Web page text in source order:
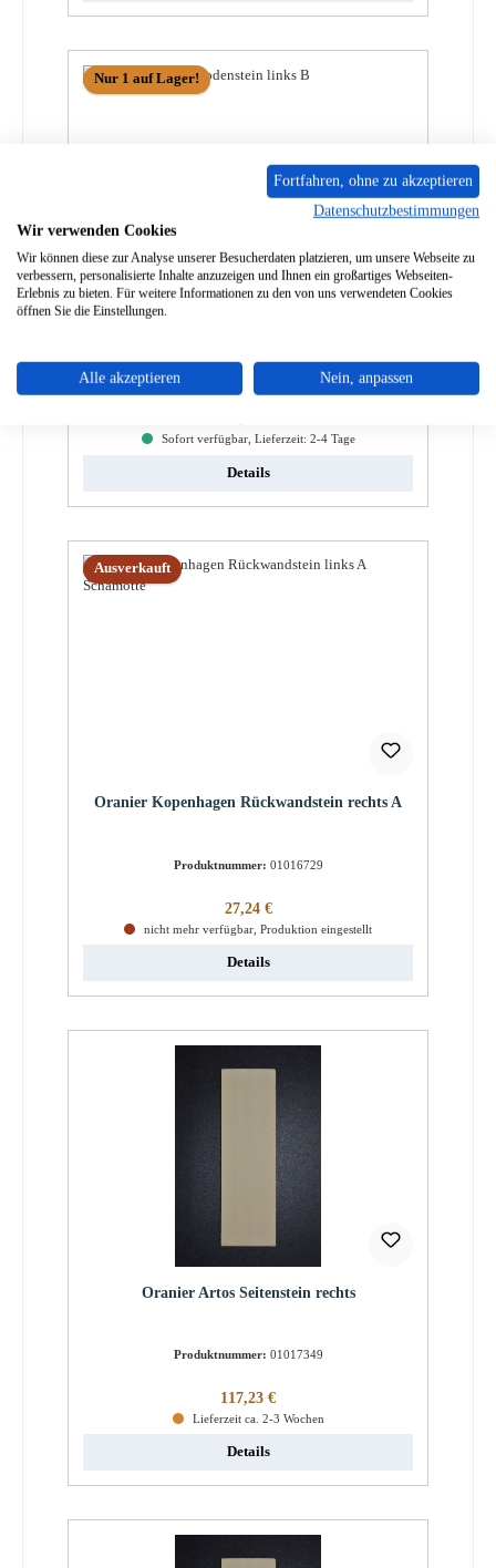
Nur 1 auf Lager!
Oranier Fjord 6 Bodenstein links B
Produktnummer: 01009181
Sofort verfügbar, Lieferzeit: 2-4 Tage
Details
Ausverkauft
Oranier Kopenhagen Rückwandstein rechts A
Produktnummer: 01016729
Regulärer Preis:
27,24 €
nicht mehr verfügbar, Produktion eingestellt
Details
Oranier Artos Seitenstein rechts
Produktnummer: 01017349
Regulärer Preis:
117,23 €
Lieferzeit ca. 2-3 Wochen
Details
Fortfahren, ohne zu akzeptieren
Datenschutzbestimmungen
Wir verwenden Cookies
Wir können diese zur Analyse unserer Besucherdaten platzieren, um unsere Webseite zu
verbessern, personalisierte Inhalte anzuzeigen und Ihnen ein großartiges Webseiten-
Erlebnis zu bieten. Für weitere Informationen zu den von uns verwendeten Cookies
öffnen Sie die Einstellungen.
Alle akzeptieren Nein, anpassen